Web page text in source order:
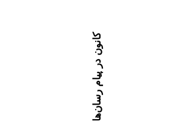
کانون در پیام رسان‌ها